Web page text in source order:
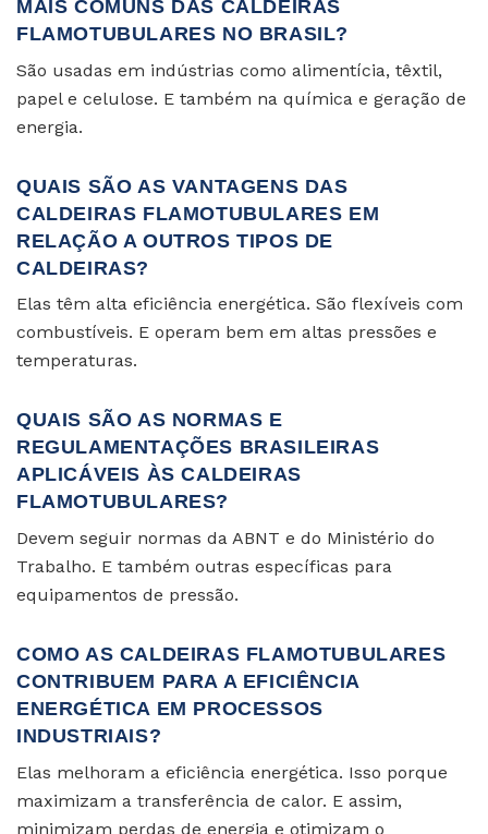
MAIS COMUNS DAS CALDEIRAS
FLAMOTUBULARES NO BRASIL?
São usadas em indústrias como alimentícia, têxtil,
papel e celulose. E também na química e geração de
energia.
QUAIS SÃO AS VANTAGENS DAS
CALDEIRAS FLAMOTUBULARES EM
RELAÇÃO A OUTROS TIPOS DE
CALDEIRAS?
Elas têm alta eficiência energética. São flexíveis com
combustíveis. E operam bem em altas pressões e
temperaturas.
QUAIS SÃO AS NORMAS E
REGULAMENTAÇÕES BRASILEIRAS
APLICÁVEIS ÀS CALDEIRAS
FLAMOTUBULARES?
Devem seguir normas da ABNT e do Ministério do
Trabalho. E também outras específicas para
equipamentos de pressão.
COMO AS CALDEIRAS FLAMOTUBULARES
CONTRIBUEM PARA A EFICIÊNCIA
ENERGÉTICA EM PROCESSOS
INDUSTRIAIS?
Elas melhoram a eficiência energética. Isso porque
maximizam a transferência de calor. E assim,
minimizam perdas de energia e otimizam o